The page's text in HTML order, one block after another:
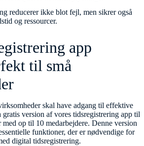
reducerer ikke blot fejl, men sikrer også
og ressourcer.
app
til små
skal have adgang til effektive
version af vores tidsregistrering app til
op til 10 medarbejdere. Denne version
funktioner, der er nødvendige for
digital tidsregistrering.